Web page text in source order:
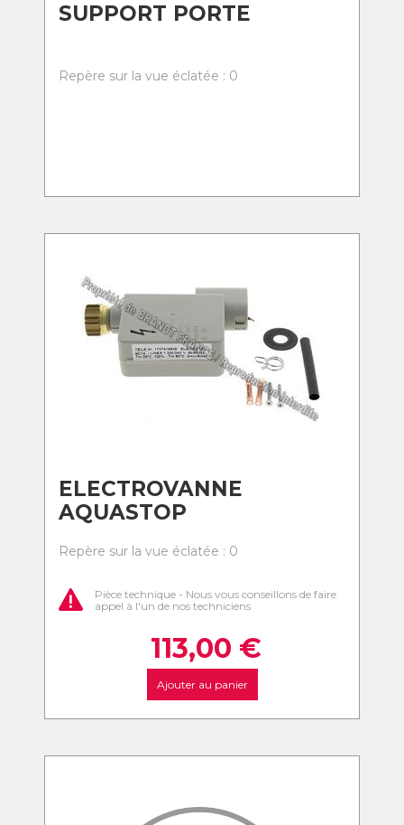
SUPPORT PORTE
Repère sur la vue éclatée : 0
ELECTROVANNE
AQUASTOP
Repère sur la vue éclatée : 0
Pièce technique - Nous vous conseillons de faire
appel à l'un de nos techniciens
113,00 €
Ajouter au panier